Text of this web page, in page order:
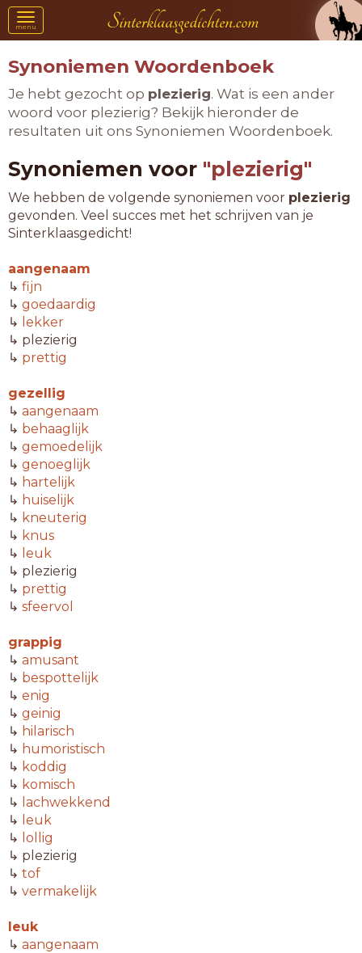
Toggle
navigation
menu
Synoniemen Woordenboek
Je hebt gezocht op plezierig. Wat is een ander
woord voor plezierig? Bekijk hieronder de
resultaten uit ons Synoniemen Woordenboek.
Synoniemen voor "plezierig"
We hebben de volgende synoniemen voor plezierig
gevonden. Veel succes met het schrijven van je
Sinterklaasgedicht!
aangenaam
↳ fijn
↳ goedaardig
↳ lekker
↳ plezierig
↳ prettig
gezellig
↳ aangenaam
↳ behaaglijk
↳ gemoedelijk
↳ genoeglijk
↳ hartelijk
↳ huiselijk
↳ kneuterig
↳ knus
↳ leuk
↳ plezierig
↳ prettig
↳ sfeervol
grappig
↳ amusant
↳ bespottelijk
↳ enig
↳ geinig
↳ hilarisch
↳ humoristisch
↳ koddig
↳ komisch
↳ lachwekkend
↳ leuk
↳ lollig
↳ plezierig
↳ tof
↳ vermakelijk
leuk
↳ aangenaam